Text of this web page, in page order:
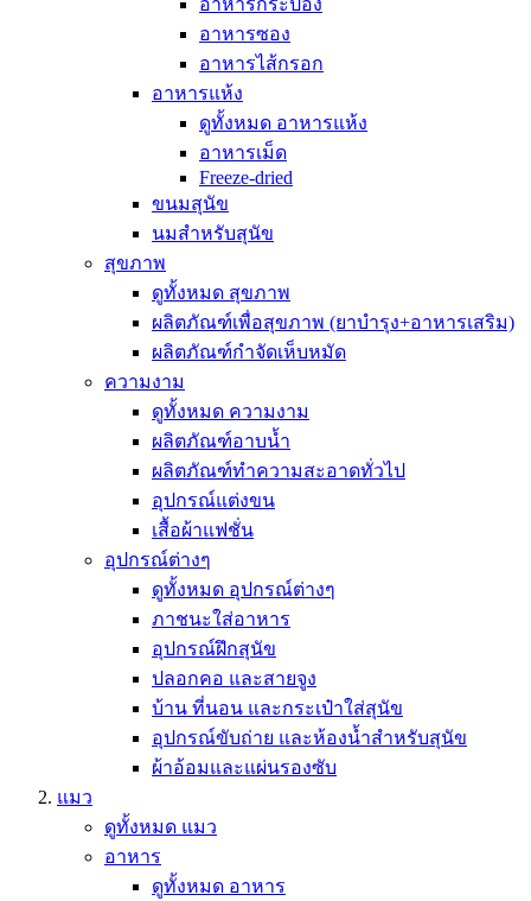
อาหารซอง
อาหารไส้กรอก
อาหารแห้ง
ดูทั้งหมด อาหารแห้ง
อาหารเม็ด
Freeze-dried
ขนมสุนัข
นมสำหรับสุนัข
สุขภาพ
ดูทั้งหมด สุขภาพ
ผลิตภัณฑ์เพื่อสุขภาพ (ยาบำรุง+อาหารเสริม)
ผลิตภัณฑ์กำจัดเห็บหมัด
ความงาม
ดูทั้งหมด ความงาม
ผลิตภัณฑ์อาบน้ำ
ผลิตภัณฑ์ทำความสะอาดทั่วไป
อุปกรณ์แต่งขน
เสื้อผ้าแฟชั่น
อุปกรณ์ต่างๆ
ดูทั้งหมด อุปกรณ์ต่างๆ
ภาชนะใส่อาหาร
อุปกรณ์ฝึกสุนัข
ปลอกคอ และสายจูง
บ้าน ที่นอน และกระเป๋าใส่สุนัข
อุปกรณ์ขับถ่าย และห้องน้ำสำหรับสุนัข
ผ้าอ้อมและแผ่นรองซับ
แมว
ดูทั้งหมด แมว
อาหาร
ดูทั้งหมด อาหาร